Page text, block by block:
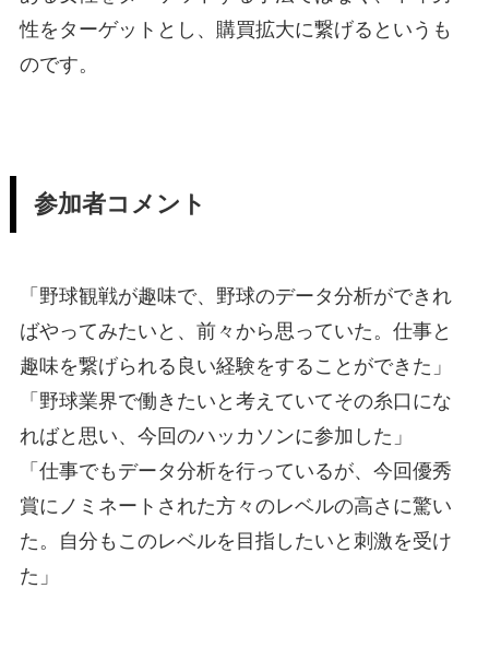
性をターゲットとし、購買拡大に繋げるというも
のです。
参加者コメント
「野球観戦が趣味で、野球のデータ分析ができれ
ばやってみたいと、前々から思っていた。仕事と
趣味を繋げられる良い経験をすることができた」
「野球業界で働きたいと考えていてその糸口にな
ればと思い、今回のハッカソンに参加した」
「仕事でもデータ分析を行っているが、今回優秀
賞にノミネートされた方々のレベルの高さに驚い
た。自分もこのレベルを目指したいと刺激を受け
た」